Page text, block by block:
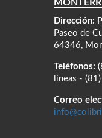
Dirección:
Paseo de
64346,
Teléfonos:
líneas -
Correo